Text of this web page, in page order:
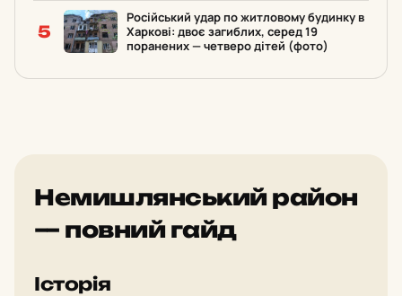
5
Російський удар по житловому будинку в
Харкові: двоє загиблих, серед 19
поранених — четверо дітей (фото)
Немишлянський район
— повний гайд
Історія